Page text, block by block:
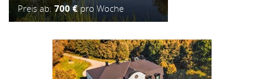
Preis ab:700 €pro Woche